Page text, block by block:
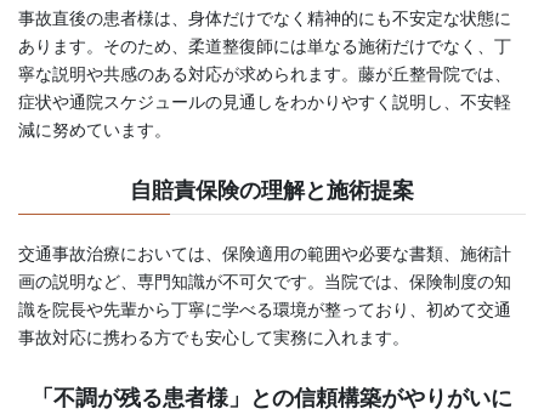
事故直後の患者様は、身体だけでなく精神的にも不安定な状態に
あります。そのため、柔道整復師には単なる施術だけでなく、丁
寧な説明や共感のある対応が求められます。藤が丘整骨院では、
症状や通院スケジュールの見通しをわかりやすく説明し、不安軽
減に努めています。
自賠責保険の理解と施術提案
交通事故治療においては、保険適用の範囲や必要な書類、施術計
画の説明など、専門知識が不可欠です。当院では、保険制度の知
識を院長や先輩から丁寧に学べる環境が整っており、初めて交通
事故対応に携わる方でも安心して実務に入れます。
「不調が残る患者様」との信頼構築がやりがいに